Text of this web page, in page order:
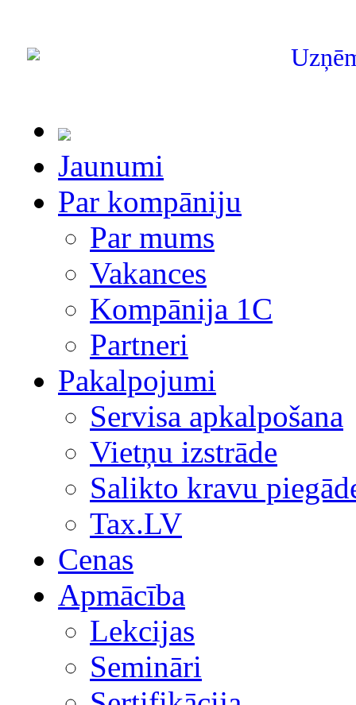
Jaunumi
Par kompāniju
Par mums
Vakances
Kompānija 1С
Partneri
Pakalpojumi
Servisa apkalpošana
Vietņu izstrāde
Salikto kravu
Tax.LV
Cenas
Apmācība
Lekcijas
Semināri